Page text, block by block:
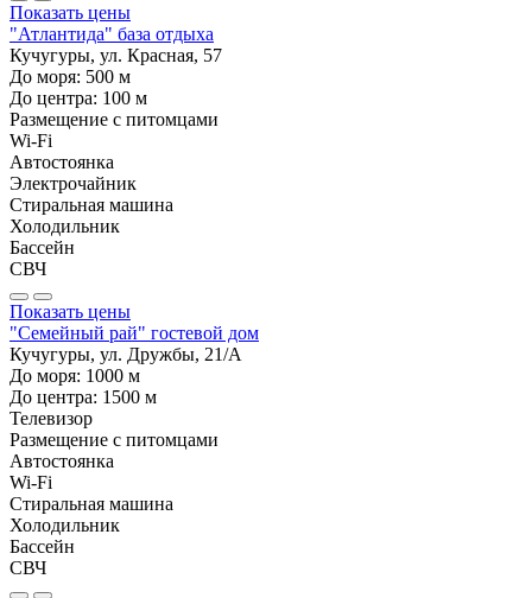
Показать цены
"Атлантида" база отдыха
Кучугуры, ул. Красная, 57
До моря: 500 м
До центра: 100 м
Размещение с питомцами
Wi-Fi
Автостоянка
Электрочайник
Стиральная машина
Холодильник
Бассейн
СВЧ
Показать цены
"Семейный рай" гостевой дом
Кучугуры, ул. Дружбы, 21/А
До моря: 1000 м
До центра: 1500 м
Телевизор
Размещение с питомцами
Автостоянка
Wi-Fi
Стиральная машина
Холодильник
Бассейн
СВЧ